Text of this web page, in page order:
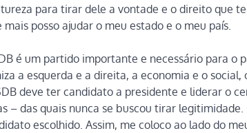
para tirar dele a vontade e o direito que
posso ajudar o meu estado e o meu país.
é um partido importante e necessário para o
a esquerda e a direita, a economia e o social,
deve ter candidato a presidente e liderar o
– das quais nunca se buscou tirar
escolhido. Assim, me coloco ao lado do